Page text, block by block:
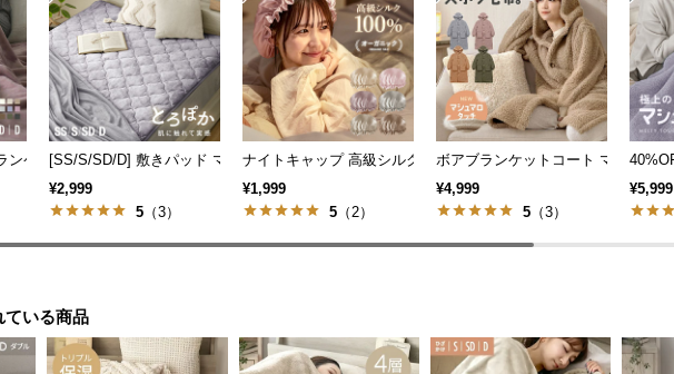
ンケット マイクロファイバー
[SS/S/SD/D] 敷きパッド マイクロファイバー
¥2,999
5 （3）
ナイトキャップ 高級シルク100%
¥1,999
5 （2）
ボアブランケットコート マシュマ
¥4,999
5 （3）
¥5,999
ている商品